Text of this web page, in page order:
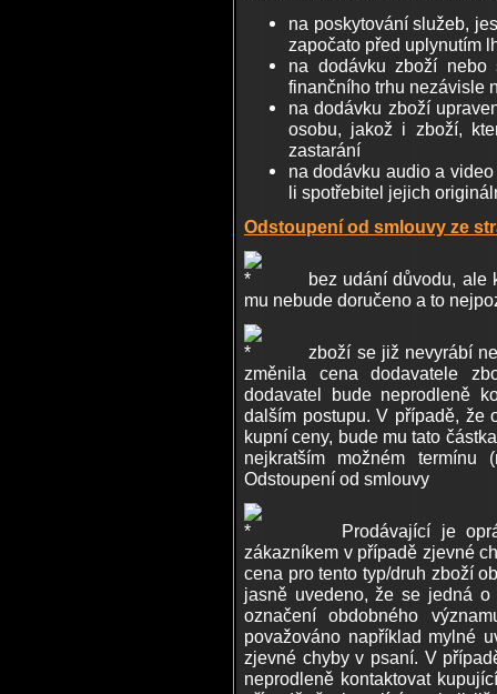
na poskytování služeb,
započato před uplynutím
na dodávku zboží nebo
finančního trhu nezávisle
na dodávku zboží
osobu, jakož i zboží,
zastarání
na dodávku audio a
li spotřebitel jejich
Odstoupení od smlouvy ze
bez udání důvodu, ale
mu nebude doručeno a to
zboží se již nevyrábí
změnila cena dodavatele
dodavatel bude neprodleně
dalším postupu. V případě, že
kupní ceny, bude mu tato
nejkratším možném
Odstoupení od smlouvy
Prodávající je
zákazníkem v případě zjevné
cena pro tento typ/druh zboží
jasně uvedeno, že se jedná
označení obdobného
považováno například mylné
zjevné chyby v psaní. V
neprodleně kontaktovat